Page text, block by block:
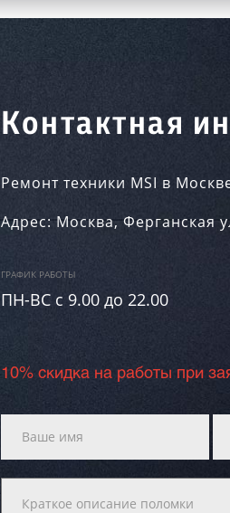
Контактная
Ремонт техники MSI в
Адрес:Москва,Ферганская
ГРАФИК РАБОТЫ
ПН-ВC c 9.00 до 22.00
10% скидка на работы при